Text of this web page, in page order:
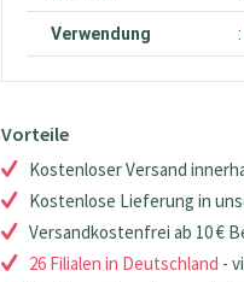
Verwendung
Vorteile
Kostenloser Versand
Kostenlose Lieferung in
Versandkostenfrei ab 10 €
26 Filialen in Deutschland -